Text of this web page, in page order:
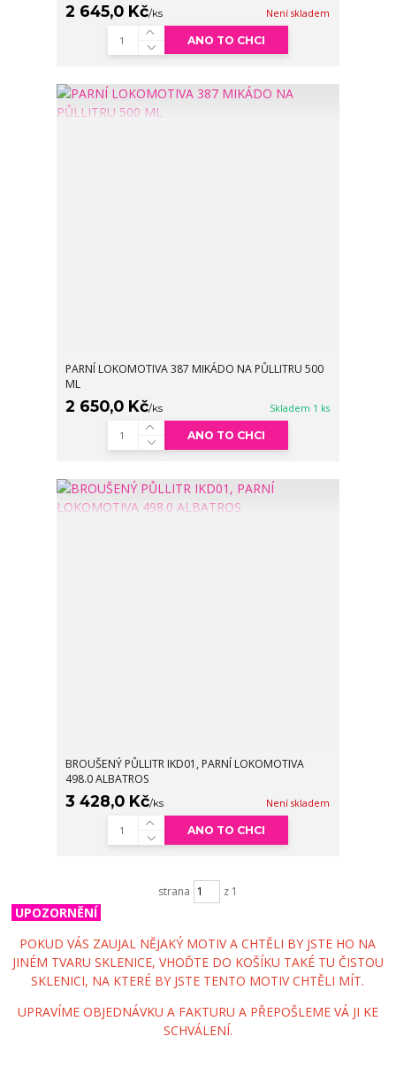
2 645,0 Kč/ks Není skladem
ANO TO CHCI
PARNÍ LOKOMOTIVA 387 MIKÁDO NA PŮLLITRU 500
ML
2 650,0 Kč/ks Skladem 1 ks
ANO TO CHCI
BROUŠENÝ PŮLLITR IKD01, PARNÍ LOKOMOTIVA
498.0 ALBATROS
3 428,0 Kč/ks Není skladem
ANO TO CHCI
strana z 1
UPOZORNĚNÍ
POKUD VÁS ZAUJAL NĚJAKÝ MOTIV A CHTĚLI BY JSTE HO NA
JINÉM TVARU SKLENICE, VHOĎTE DO KOŠÍKU TAKÉ TU ČISTOU
SKLENICI, NA KTERÉ BY JSTE TENTO MOTIV CHTĚLI MÍT.
UPRAVÍME OBJEDNÁVKU A FAKTURU A PŘEPOŠLEME VÁ JI KE
SCHVÁLENÍ.